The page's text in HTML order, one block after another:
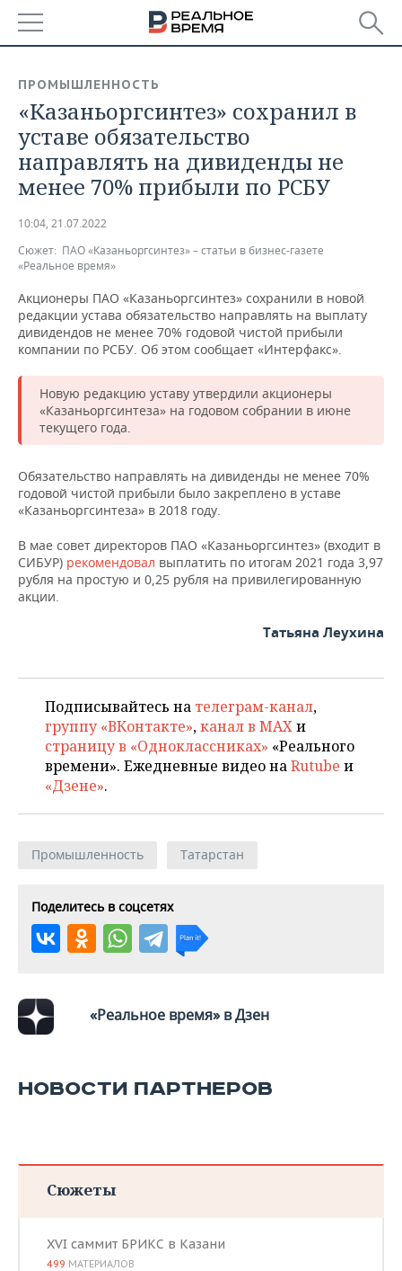
БАШКОРТОСТАН
ТАТАРСТАН
УДМУРТИЯ
НОВОСТИ
АНАЛИТИКА
НОВОСТИ АНАЛИТИКИ
ДЕКЛАРАЦИИ О ДОХОДАХ
КОРОЛИ ГОСЗАКАЗА ПФО
ВУЗЫ ТАТАРСТАНА
КОМУ ПРИНАДЛЕЖАТ
ТАТАРСТАНА
ЭКОНОМИКА
НОВОСТИ ЭКОНОМИКИ
ФИНАНСЫ
БАНКИ
БЮДЖЕТ
ИНВЕСТИЦИИ
ПРОМЫШЛЕННОСТЬ
НОВОСТИ
АГРОПРОМ
НЕФТЕХИМИЯ
НЕФТЬ
ОПК
НЕДВИЖИМОСТЬ
НОВОСТИ НЕДВИЖИМОСТИ
АВТО
НОВОСТИ АВТО
БИЗНЕС
НОВОСТИ БИЗНЕСА
РОЗНИЧНАЯ ТОРГОВЛЯ
ТРАНСПОРТ
УСЛУГИ
ТЕХНОЛОГИИ
НОВОСТИ ТЕХНОЛОГИЙ
IT
МЕДИА
ТЕЛЕКОММУНИКАЦИИ
МЕРОПРИЯТИЯ
НОВОСТИ МЕРОПРИЯТИЙ
ВЫЕЗДНАЯ РЕДАКЦИЯ
БИЗНЕС-БРАНЧИ
ONLINE-КОНФЕРЕНЦИИ
СПОРТ
НОВОСТИ СПОРТА
ФУТБОЛ
ХОККЕЙ
ВОЛЕЙБОЛ
КИБЕРСПОРТ
ФИГУРНОЕ КАТАНИЕ
ХОККЕЙ С МЯЧОМ
ОБЩЕСТВО
НОВОСТИ ОБЩЕСТВА
ВЛАСТЬ
ИСТОРИЯ
КУЛЬТУРА
МЕДИЦИНА
ПРОИСШЕСТВИЯ
ФОТОГАЛЕРЕЯ
СЮЖЕТЫ
СПИСОК ПЕРСОН
СПИСОК КОМПАНИЙ
ПРОМЫШЛЕННОСТЬ
«Казаньоргсинтез» сохранил в
уставе обязательство
направлять на дивиденды не
менее 70% прибыли по РСБУ
10:04, 21.07.2022
Сюжет: ПАО «Казаньоргсинтез» – статьи в бизнес-газете
«Реальное время»
Акционеры ПАО «Казаньоргсинтез» сохранили в новой
редакции устава обязательство направлять на выплату
дивидендов не менее 70% годовой чистой прибыли
компании по РСБУ. Об этом сообщает «Интерфакс».
Новую редакцию уставу утвердили акционеры
«Казаньоргсинтеза» на годовом собрании в июне
текущего года.
Обязательство направлять на дивиденды не менее 70%
годовой чистой прибыли было закреплено в уставе
«Казаньоргсинтеза» в 2018 году.
В мае совет директоров ПАО «Казаньоргсинтез» (входит в
СИБУР) рекомендовал выплатить по итогам 2021 года 3,97
рубля на простую и 0,25 рубля на привилегированную
акции.
Татьяна Леухина
Подписывайтесь на телеграм-канал,
группу «ВКонтакте»,канал в MAXи
страницу в «Одноклассниках» «Реального
времени». Ежедневные видео наRutube и
«Дзене».
Промышленность Татарстан
Поделитесь в соцсетях
«Реальное время» в Дзен
НОВОСТИ ПАРТНЕРОВ
Сюжеты
XVI саммит БРИКС в Казани
499 МАТЕРИАЛОВ